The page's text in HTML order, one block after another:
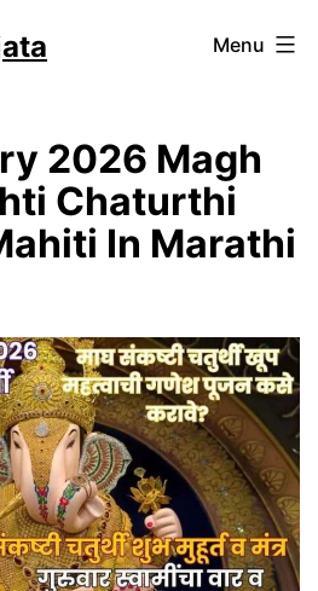
Menu
2026 Magh
Chaturthi
In Marathi